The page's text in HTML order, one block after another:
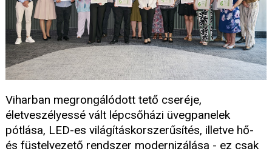
Viharban megrongálódott tető cseréje,
életveszélyessé vált lépcsőházi üvegpanelek
pótlása, LED-es világításkorszerűsítés, illetve hő-
és füstelvezető rendszer modernizálása - ez csak